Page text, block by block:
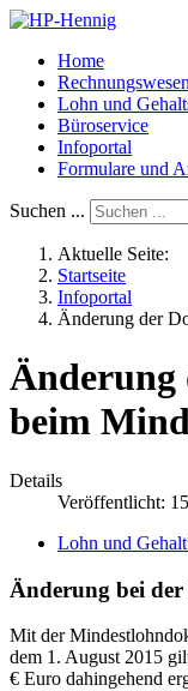
Home
Lohn und
Büroservice
Infoportal
Formulare und
Suchen ...
Aktuelle Seite:
Startseite
Infoportal
Änderung der
Änderung
beim
Details
Veröffentlicht:
Lohn und
Änderung bei
Mit der
dem 1. August 2015
€ Euro dahingehend